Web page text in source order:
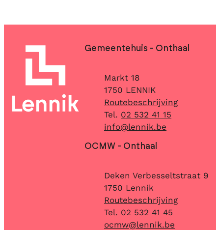
Contact & openingsuren
Gemeentehuis - Onthaal
AdresMarkt 18
,1750 LENNIK
Routebeschrijving
02 532 41 15
E-mailinfo@lennik.be
OCMW - Onthaal
AdresDeken Verbesseltstraat 9
,1750 Lennik
Routebeschrijving
02 532 41 45
E-mailocmw@lennik.be